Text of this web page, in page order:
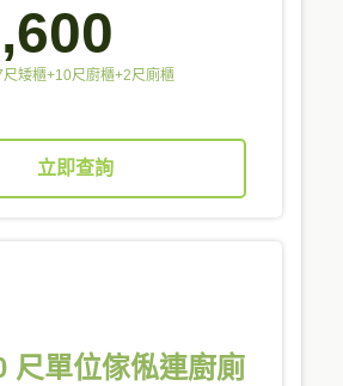
矮櫃+10尺廚櫃+2尺廁櫃
立即查詢
尺單位傢俬連廚廁